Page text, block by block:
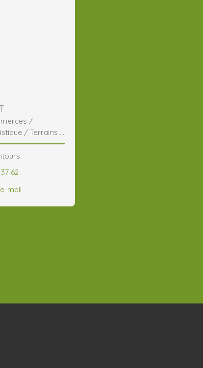
/
/ Terrains /
62
mail